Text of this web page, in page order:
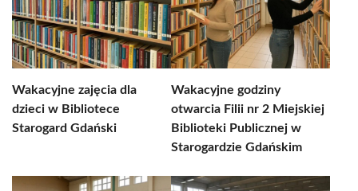
Wakacyjne zajęcia dla
dzieci w Bibliotece
Starogard Gdański
Wakacyjne godziny
otwarcia Filii nr 2 Miejskiej
Biblioteki Publicznej w
Starogardzie Gdańskim